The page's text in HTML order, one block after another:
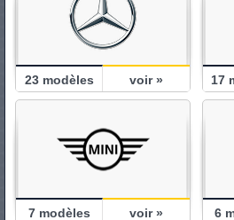
23modèles voir » 17
7modèles voir » 6